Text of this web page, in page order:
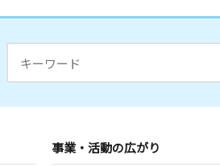
事業・活動の広がり